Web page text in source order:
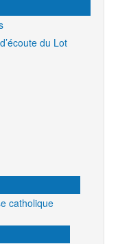
du Lot
catholique